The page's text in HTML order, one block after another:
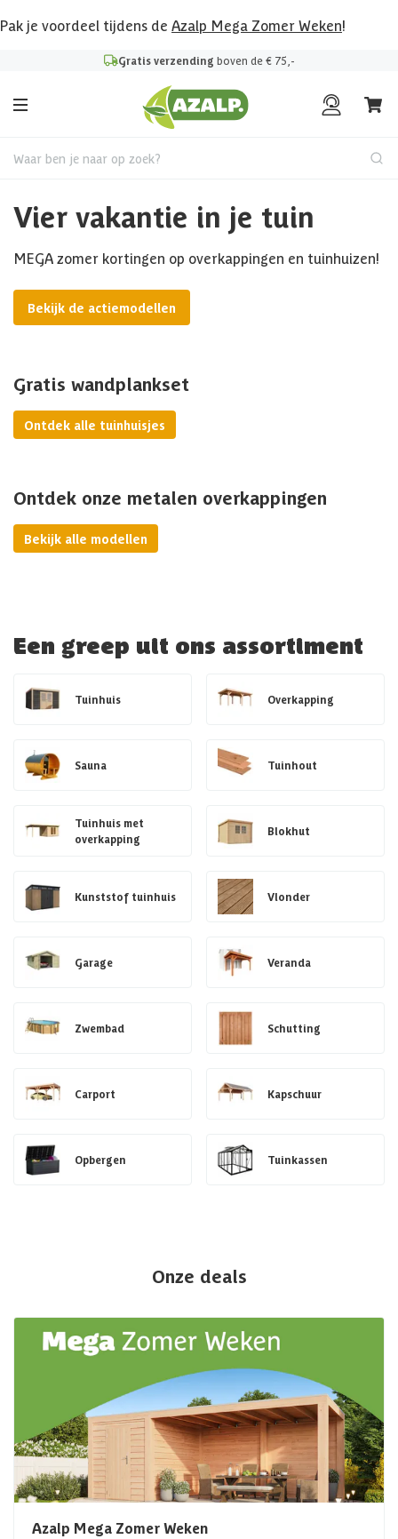
Pak je voordeel tijdens de Azalp Mega Zomer Weken!
Gratis verzending boven de € 75,-
Waar ben je naar op zoek?
Vier vakantie in je tuin
MEGA zomer kortingen op overkappingen en tuinhuizen!
Bekijk de actiemodellen
Gratis wandplankset
Ontdek alle tuinhuisjes
Ontdek onze metalen overkappingen
Bekijk alle modellen
Een greep uit ons assortiment
Tuinhuis Overkapping
Sauna Tuinhout
Tuinhuis met
overkapping
Blokhut
Kunststof tuinhuis Vlonder
Garage Veranda
Zwembad Schutting
Carport Kapschuur
Opbergen Tuinkassen
Onze deals
Azalp Mega Zomer Weken